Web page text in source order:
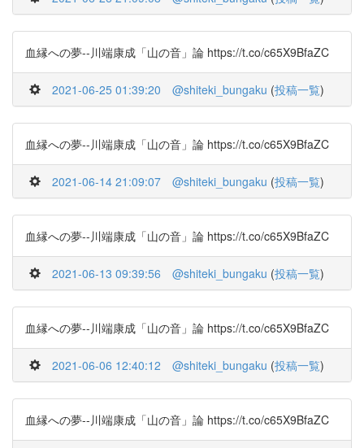
血縁への夢--川端康成「山の音」論 https://t.co/c65X9BfaZC
2021-06-25 01:39:20 @shiteki_bungaku (投稿一覧)
血縁への夢--川端康成「山の音」論 https://t.co/c65X9BfaZC
2021-06-14 21:09:07 @shiteki_bungaku (投稿一覧)
血縁への夢--川端康成「山の音」論 https://t.co/c65X9BfaZC
2021-06-13 09:39:56 @shiteki_bungaku (投稿一覧)
血縁への夢--川端康成「山の音」論 https://t.co/c65X9BfaZC
2021-06-06 12:40:12 @shiteki_bungaku (投稿一覧)
血縁への夢--川端康成「山の音」論 https://t.co/c65X9BfaZC